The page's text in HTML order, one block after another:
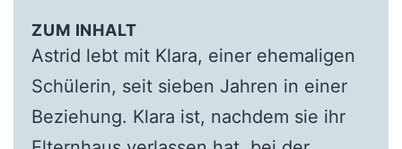
ZUM INHALT
Astrid lebt mit Klara, einer ehemaligen
Schülerin, seit sieben Jahren in einer
Beziehung. Klara ist, nachdem sie ihr